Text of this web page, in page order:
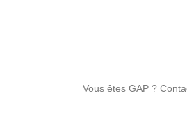
Vous êtes GAP ?